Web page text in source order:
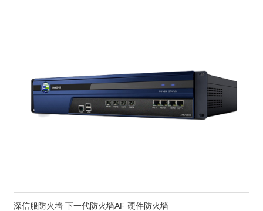
深信服防火墙 下一代防火墙AF 硬件防火墙